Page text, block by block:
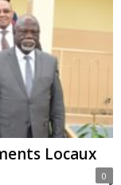
Locaux
0